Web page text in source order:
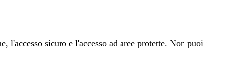
l'accesso sicuro e l'accesso ad aree protette. Non puoi